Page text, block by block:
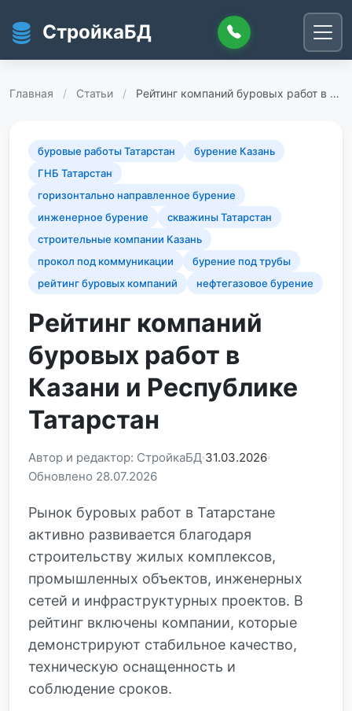
СтройкаБД
Главная / Статьи / Рейтинг компаний буровых работ в …
буровые работы Татарстан
бурение Казань
ГНБ Татарстан
горизонтально направленное бурение
инженерное бурение
скважины Татарстан
строительные компании Казань
прокол под коммуникации
бурение под трубы
рейтинг буровых компаний
нефтегазовое бурение
Рейтинг компаний
буровых работ в
Казани и Республике
Татарстан
Автор и редактор: СтройкаБД 31.03.2026
Обновлено 28.07.2026
Рынок буровых работ в Татарстане
активно развивается благодаря
строительству жилых комплексов,
промышленных объектов, инженерных
сетей и инфраструктурных проектов. В
рейтинг включены компании, которые
демонстрируют стабильное качество,
техническую оснащенность и
соблюдение сроков.